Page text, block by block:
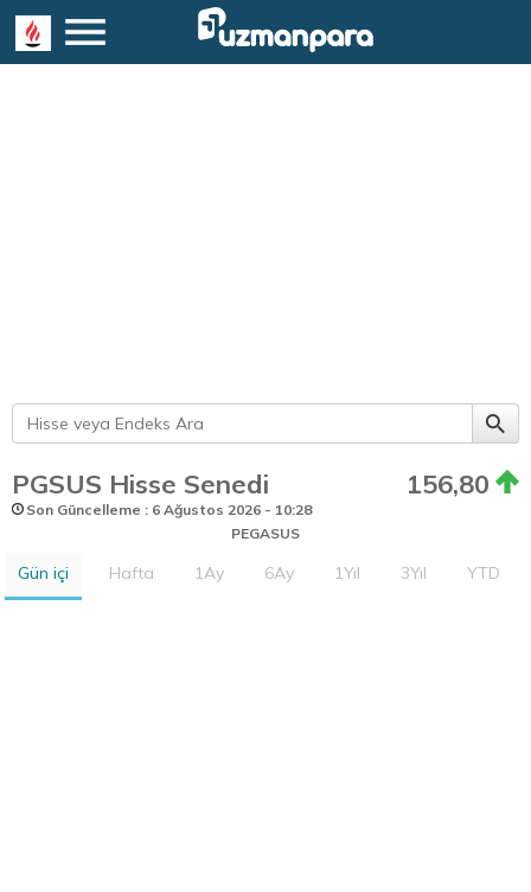
PGSUS Hisse Senedi 156,80
Son Güncelleme : 6 Ağustos 2026 - 10:28
PEGASUS
Gün içi Hafta 1Ay 6Ay 1Yıl 3Yıl YTD